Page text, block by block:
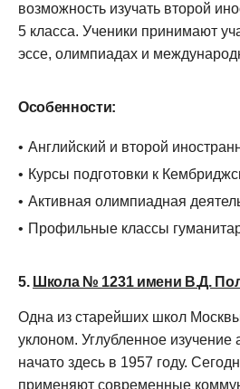
возможность изучать второй
5 класса. Ученики принимают
эссе, олимпиадах и
Особенности:
Английский и второй
Курсы подготовки к
Активная олимпиадная
Профильные классы
5. Школа № 1231 имени В.Д.
Одна из старейших школ
уклоном. Углубленное изучение
начато здесь в 1957 году.
применяют современные